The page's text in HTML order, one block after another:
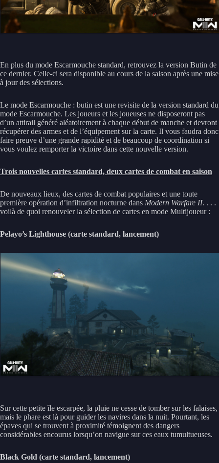
En plus du mode Escarmouche standard, retrouvez la version Butin de
ce dernier. Celle-ci sera disponible au cours de la saison après une mise
à jour des sélections.
Le mode Escarmouche : butin est une revisite de la version standard du
mode Escarmouche. Les joueurs et les joueuses ne disposeront pas
d’un attirail généré aléatoirement à chaque début de manche et devront
récupérer des armes et de l’équipement sur la carte. Il vous faudra donc
faire preuve d’une grande rapidité et de beaucoup de coordination si
vous voulez remporter la victoire dans cette nouvelle version.
Trois nouvelles cartes standard, deux cartes de combat en saison
De nouveaux lieux, des cartes de combat populaires et une toute
première opération d’infiltration nocturne dans Modern Warfare II. . . .
voilà de quoi renouveler la sélection de cartes en mode Multijoueur :
Pelayo’s Lighthouse (carte standard, lancement)
Sur cette petite île escarpée, la pluie ne cesse de tomber sur les falaises,
mais le phare est là pour guider les navires dans la nuit. Pourtant, les
épaves qui se trouvent à proximité témoignent des dangers
considérables encourus lorsqu’on navigue sur ces eaux tumultueuses.
Black Gold (carte standard, lancement)